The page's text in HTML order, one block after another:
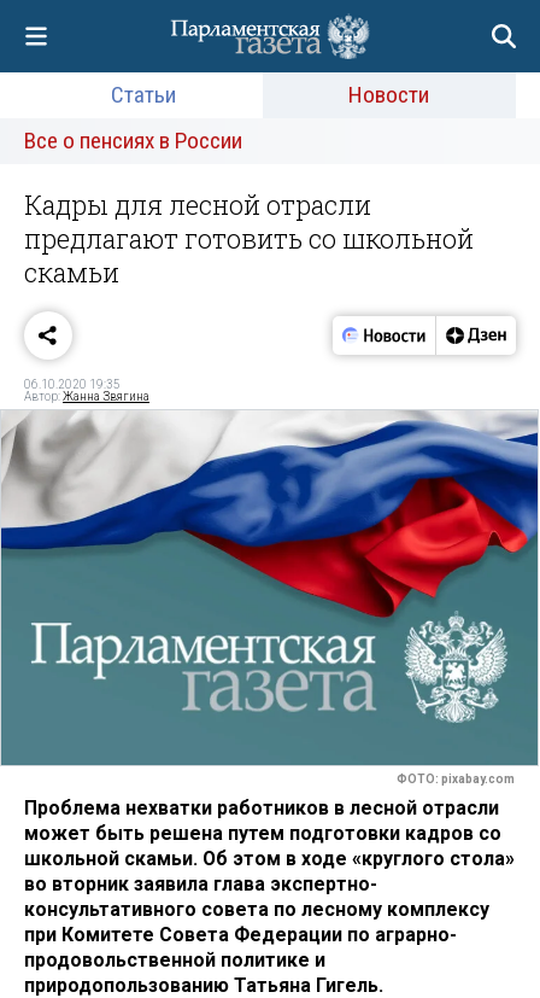
Статьи
Новости
Все о пенсиях в России
Кадры для лесной отрасли
предлагают готовить со школьной
скамьи
06.10.2020 19:35
Автор:Жанна Звягина
ФОТО: pixabay.com
Проблема нехватки работников в лесной отрасли
может быть решена путем подготовки кадров со
школьной скамьи. Об этом в ходе «круглого стола»
во вторник заявила глава экспертно-
консультативного совета по лесному комплексу
при Комитете Совета Федерации по аграрно-
продовольственной политике и
природопользованию Татьяна Гигель.